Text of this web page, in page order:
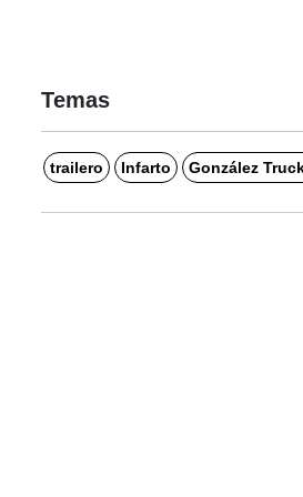
Temas
trailero Infarto González